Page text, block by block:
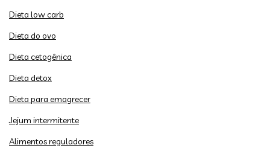
Dieta low carb
Dieta do ovo
Dieta cetogênica
Dieta detox
Dieta para emagrecer
Jejum intermitente
Alimentos reguladores